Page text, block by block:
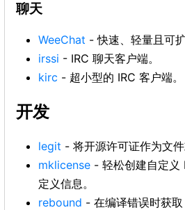
聊天
WeeChat - 快速、轻量且可
irssi - IRC 聊天客户端。
kirc - 超小型的 IRC 客户端。
开发
legit - 将开源许可证作为文件
mklicense - 轻松创建自定义
定义信息。
rebound - 在编译错误时获